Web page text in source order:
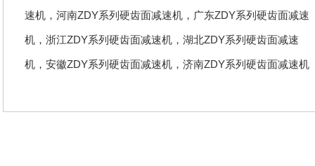
速机 ，河南ZDY系列硬齿面减速机 ， 广东ZDY系列硬齿面减速
机 ，浙江ZDY系列硬齿面减速机 ，湖北ZDY系列硬齿面减速
机 ，安徽ZDY系列硬齿面减速机 ，济南ZDY系列硬齿面减速机